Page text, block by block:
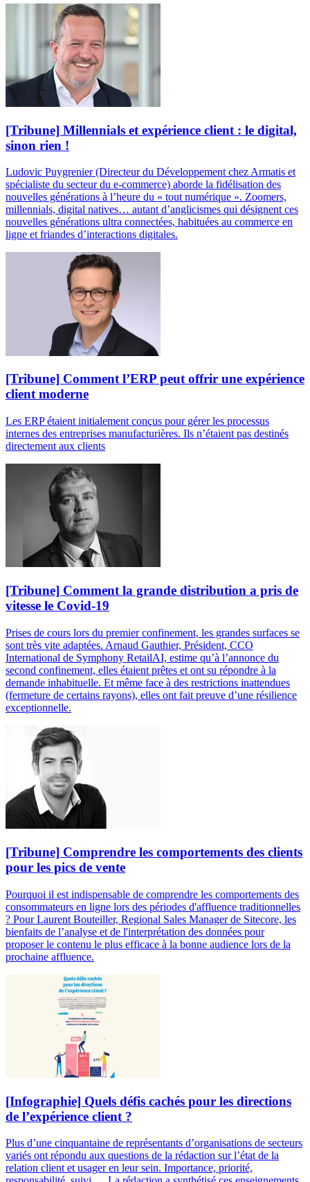
[Tribune] Millennials et expérience client : le digital,
sinon rien !
Ludovic Puygrenier (Directeur du Développement chez Armatis et
spécialiste du secteur du e-commerce) aborde la fidélisation des
nouvelles générations à l’heure du « tout numérique ». Zoomers,
millennials, digital natives… autant d’anglicismes qui désignent ces
nouvelles générations ultra connectées, habituées au commerce en
ligne et friandes d’interactions digitales.
[Tribune] Comment l’ERP peut offrir une expérience
client moderne
Les ERP étaient initialement conçus pour gérer les processus
internes des entreprises manufacturières. Ils n’étaient pas destinés
directement aux clients
[Tribune] Comment la grande distribution a pris de
vitesse le Covid-19
Prises de cours lors du premier confinement, les grandes surfaces se
sont très vite adaptées. Arnaud Gauthier, Président, CCO
International de Symphony RetailAI, estime qu’à l’annonce du
second confinement, elles étaient prêtes et ont su répondre à la
demande inhabituelle. Et même face à des restrictions inattendues
(fermeture de certains rayons), elles ont fait preuve d’une résilience
exceptionnelle.
[Tribune] Comprendre les comportements des clients
pour les pics de vente
Pourquoi il est indispensable de comprendre les comportements des
consommateurs en ligne lors des périodes d'affluence traditionnelles
? Pour Laurent Bouteiller, Regional Sales Manager de Sitecore, les
bienfaits de l’analyse et de l'interprétation des données pour
proposer le contenu le plus efficace à la bonne audience lors de la
prochaine affluence.
[Infographie] Quels défis cachés pour les directions
de l’expérience client ?
Plus d’une cinquantaine de représentants d’organisations de secteurs
variés ont répondu aux questions de la rédaction sur l’état de la
relation client et usager en leur sein. Importance, priorité,